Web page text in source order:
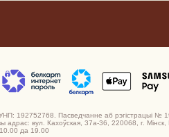
УНП: 192752768. Пасведчанне аб рэгістрацыі №
вул. Кахоўская, 37а-36, 220068, г. Мінск,
да 19.00